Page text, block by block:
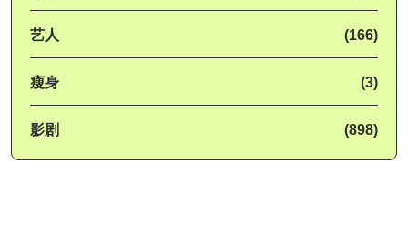
艺人 (166)
瘦身 (3)
影剧 (898)